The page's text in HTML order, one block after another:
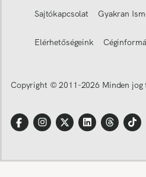
Sajtókapcsolat Gyakran
Elérhetőségeink
Copyright © 2011-2026 Minden jog